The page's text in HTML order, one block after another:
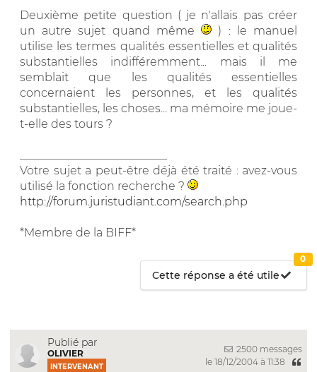
Deuxième petite question ( je n'allais pas créer
un autre sujet quand même
) : le manuel
utilise les termes qualités essentielles et qualités
substantielles indifféremment... mais il me
semblait que les qualités essentielles
concernaient les personnes, et les qualités
substantielles, les choses... ma mémoire me joue-
t-elle des tours ?
Votre sujet a peut-être déjà été traité : avez-vous
utilisé la fonction recherche ?
http://forum.juristudiant.com/search.php
*Membre de la BIFF*
Cette réponse a été utile
0
Publié par
OLIVIER
INTERVENANT
2500 messages
le 18/12/2004 à 11:38